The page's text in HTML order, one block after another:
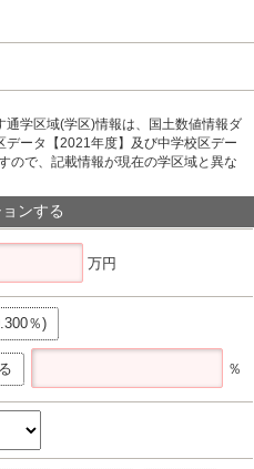
学区域(学区)情報は、国土数値情報ダ
ータ【2021年度】及び中学校区デー
ので、記載情報が現在の学区域と異な
ンする
万円
％)
％